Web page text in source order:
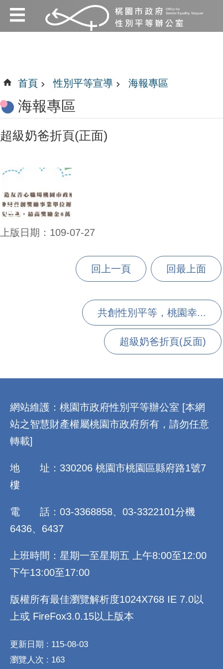
跳到主要內容區塊
:::
:::
首頁 性別平等宣導 海報專區
海報專區
超級奶爸折頁(正面)
上版日期：109-07-27
回上一頁 回最上面
共創性別平等，桃園幸...
超級奶爸折頁(反面)
網站維護：桃園市政府性別平等辦公室 [本網
站之智慧財產權屬桃園市政府所有，請勿任意
轉載]
地 址：330206 桃園市桃園區縣府路1號7
樓
電 話：03-3368858、03-3322101分機
6436、6437
上班時間：星期一至星期五 上午8:00至12:00
下午13:00至17:00
版權所有最佳瀏覽解析度1024X768 IE 7.0以
上或 FireFox3.0.15以上版本
更新日期
115-08-03
瀏覽人次
163